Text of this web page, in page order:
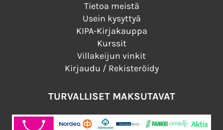
Tietoa meistä
Usein kysyttyä
KIPA-Kirjakauppa
Kurssit
Villakeijun vinkit
Kirjaudu / Rekisteröidy
TURVALLISET MAKSUTAVAT